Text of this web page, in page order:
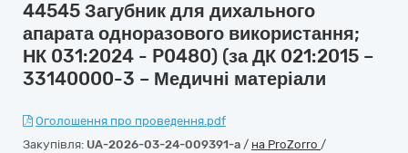
44545 Загубник для дихального
апарата одноразового використання;
НК 031:2024 - P0480) (за ДК 021:2015 –
33140000-3 – Медичні матеріали
Оголошення про проведення.pdf
Закупівля: UA-2026-03-24-009391-a / на ProZorro /